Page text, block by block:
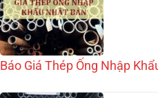
Báo Giá Thép Ống Nhập